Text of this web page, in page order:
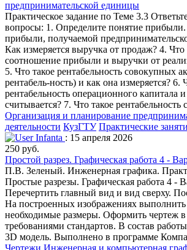
предпринимательской единицы
Практическое задание по Теме 3.3
вопросы: 1. Определите понятие
прибыли, получаемой
Как измеряется выручка от продаж? 4. Что
соотношение прибыли и выручки от
5. Что такое рентабельность совокупных
рентабель-ность) и как она измеряется? 6.
рентабельность операционного капитала
считывается? 7. Что такое рентабельность
Организация и планирование
деятельности КузГТУ Практические
Infanta : 15 апреля 2026
250 руб.
Простой разрез. Графическая работа 4 -
П.В. Зеленый. Инженерная графика.
Простые разрезы. Графическая работа 4 -
Перечертить главный вид и вид сверху.
На построенных изображениях выполнить
необходимые размеры. Оформить чертеж в
требованиями стандартов. В состав
3D модель. Выполнено в программе
Чертежи Инженерная и компьютерная